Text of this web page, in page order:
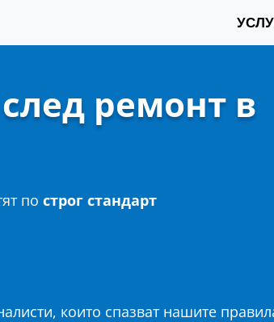
ремонт в
по строг стандарт
които спазват нашите